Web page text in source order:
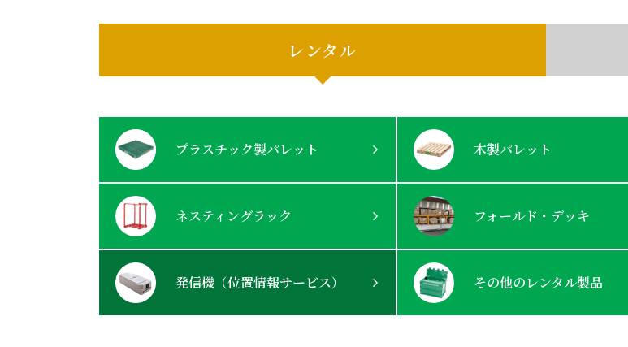
レンタル
プラスチック製パレット 木製パレット
ネスティングラック フォールド・デッキ
発信機（位置情報サービス） その他のレンタル製品